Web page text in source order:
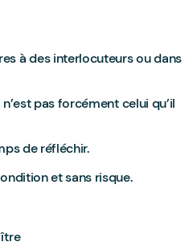
à des interlocuteurs ou dans
pas forcément celui qu’il
de réfléchir.
et sans risque.